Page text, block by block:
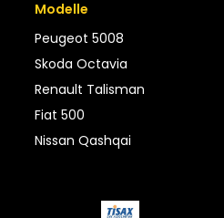
Modelle
Peugeot 5008
Skoda Octavia
Renault Talisman
Fiat 500
Nissan Qashqai